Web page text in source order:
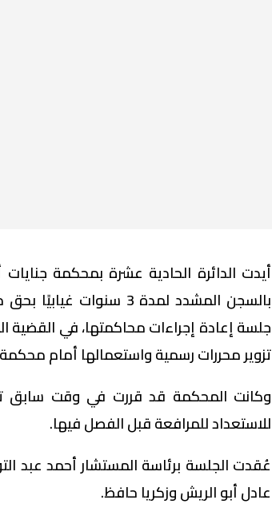
أيدت الدائرة الحادية عشرة بمحكمة جنايات
بالسجن المشدد لمدة 3
جلسة إعادة إجراءات محاكمتها، في القضية
تزوير محررات رسمية واستعمالها أمام
وكانت المحكمة قد قررت في وقت سابق
للاستعداد للمرافعة قبل الفصل فيها.
عُقدت الجلسة برئاسة المستشار أحمد عبد
عادل أبو الريش وزكريا حافظ.